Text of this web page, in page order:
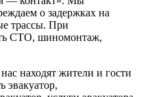
о задержках на
трассы. При
СТО, шиномонтаж,
находят жители и гости
эвакуатор,